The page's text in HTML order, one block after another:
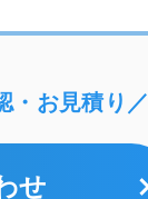
・お見積り／
せ